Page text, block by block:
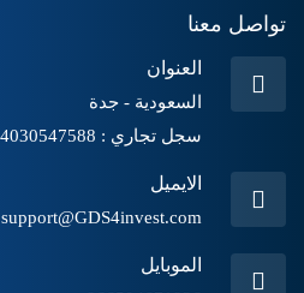
تواصل معنا
العنوان
السعودية - جدة
سجل تجاري : 4030547588
الايميل
support@GDS4invest.com
الموبايل